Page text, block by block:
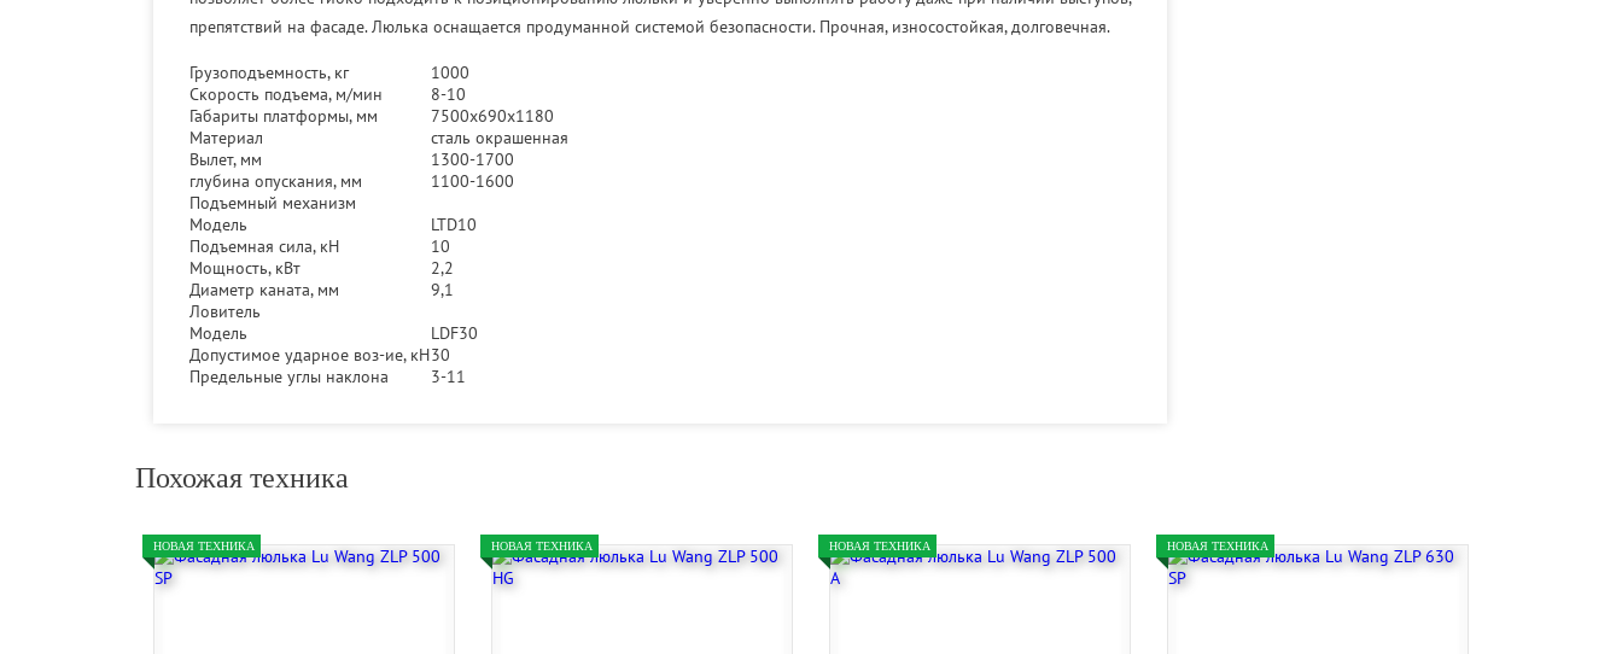
препятствий на фасаде. Люлька оснащается продуманной системой безопасности. Прочная, износостойкая, долговечная.
Грузоподъемность, кг
1000
Скорость подъема, м/мин
8-10
Габариты платформы, мм
7500х690х1180
Материал
сталь окрашенная
Вылет, мм
1300-1700
глубина опускания, мм
1100-1600
Подъемный механизм
Модель
LTD10
Подъемная сила, кН
10
Мощность, кВт
2,2
Диаметр каната, мм
9,1
Ловитель
Модель
LDF30
Допустимое ударное воз-ие, кН30
Предельные углы наклона
3-11
Похожая техника
НОВАЯ ТЕХНИКА НОВАЯ ТЕХНИКА НОВАЯ ТЕХНИКА НОВАЯ ТЕХНИКА